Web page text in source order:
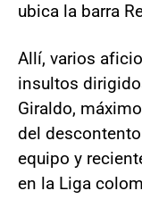
ubica la barra
Allí, varios
insultos
Giraldo,
del
equipo y
en la Liga